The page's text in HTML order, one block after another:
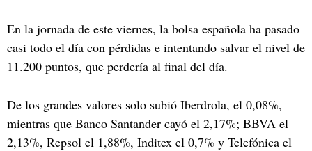
En la jornada de este viernes, la bolsa española ha pasado
casi todo el día con pérdidas e intentando salvar el nivel de
11.200 puntos, que perdería al final del día.
De los grandes valores solo subió Iberdrola, el 0,08%,
mientras que Banco Santander cayó el 2,17%; BBVA el
2,13%, Repsol el 1,88%, Inditex el 0,7% y Telefónica el